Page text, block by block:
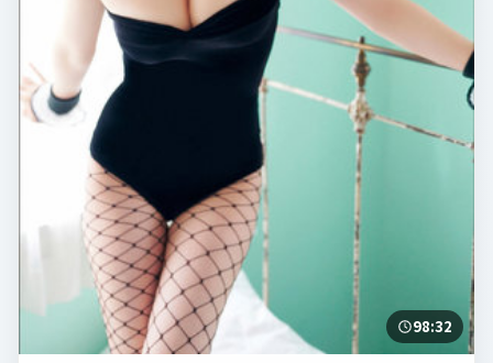
98:32